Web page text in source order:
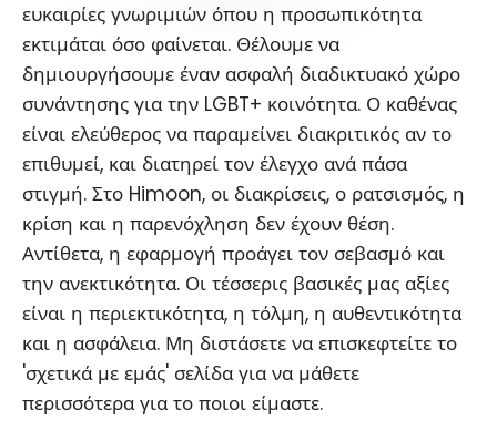
ευκαιρίες γνωριμιών όπου η προσωπικότητα
εκτιμάται όσο φαίνεται. Θέλουμε να
δημιουργήσουμε έναν ασφαλή διαδικτυακό χώρο
συνάντησης για την LGBT+ κοινότητα. Ο καθένας
είναι ελεύθερος να παραμείνει διακριτικός αν το
επιθυμεί, και διατηρεί τον έλεγχο ανά πάσα
στιγμή. Στο Himoon, οι διακρίσεις, ο ρατσισμός, η
κρίση και η παρενόχληση δεν έχουν θέση.
Αντίθετα, η εφαρμογή προάγει τον σεβασμό και
την ανεκτικότητα. Οι τέσσερις βασικές μας αξίες
είναι η περιεκτικότητα, η τόλμη, η αυθεντικότητα
και η ασφάλεια. Μη διστάσετε να επισκεφτείτε το
'σχετικά με εμάς' σελίδα για να μάθετε
περισσότερα για το ποιοι είμαστε.